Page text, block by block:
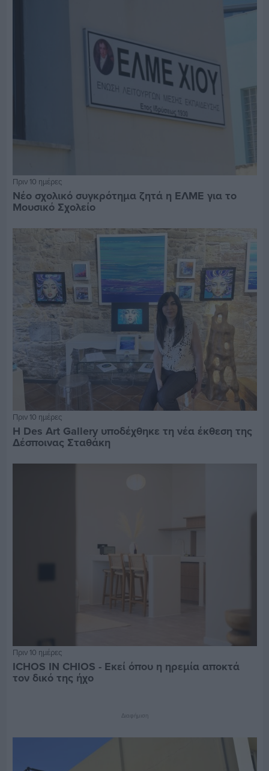
Πριν 10 ημέρες
Νέο σχολικό συγκρότημα ζητά η ΕΛΜΕ για το
Μουσικό Σχολείο
Πριν 10 ημέρες
Η Des Art Gallery υποδέχθηκε τη νέα έκθεση της
Δέσποινας Σταθάκη
Πριν 10 ημέρες
ICHOS IN CHIOS - Εκεί όπου η ηρεμία αποκτά
τον δικό της ήχο
Διαφήμιση